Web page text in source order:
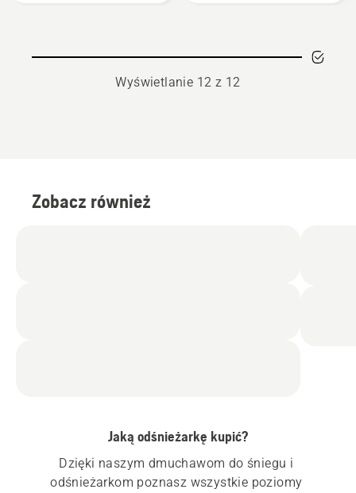
Wyświetlanie 12 z 12
Zobacz również
Jaką odśnieżarkę kupić?
Dzięki naszym dmuchawom do śniegu i
odśnieżarkom poznasz wszystkie poziomy